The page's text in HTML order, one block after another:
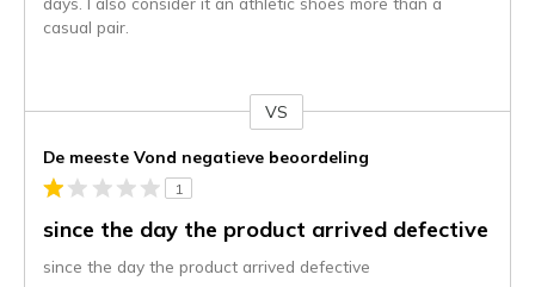
casual pair.
content
wordt
momenteel
gemigreerd
de
VS
De meeste Vond negatieve beoordeling
1
since the day the product arrived defective
since the day the product arrived defective